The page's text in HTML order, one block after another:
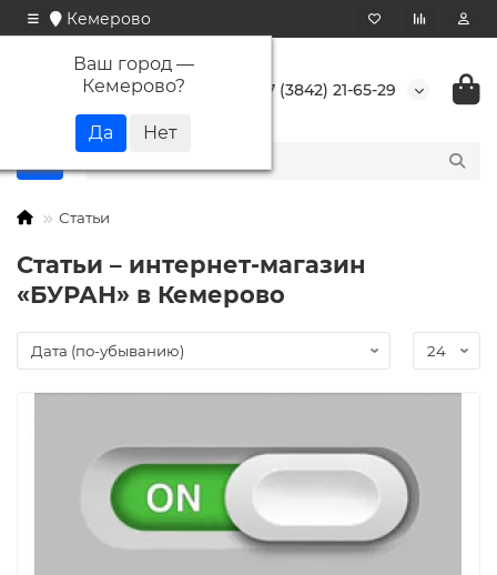
Кемерово
Ваш город —
Кемерово? +7 (3842) 21-65-29
Статьи
Статьи – интернет-магазин
«БУРАН» в Кемерово